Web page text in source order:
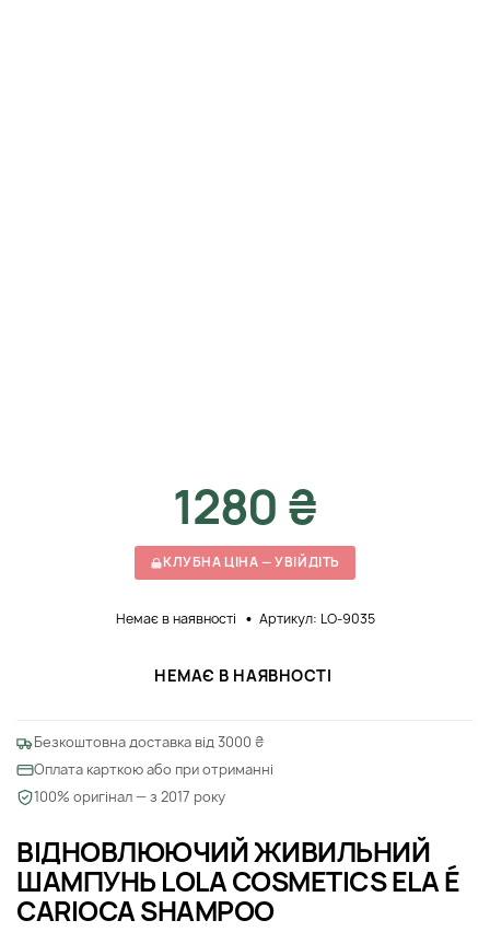
ВІДНОВЛЮЮЧИЙ ЖИВИЛЬНИЙ
ШАМПУНЬ LOLA COSMETICS ELA É
CARIOCA SHAMPOO
1280 ₴
КЛУБНА ЦІНА — УВІЙДІТЬ
Немає в наявності Артикул: LO-9035
НЕМАЄ В НАЯВНОСТІ
Безкоштовна доставка від 3000 ₴
Оплата карткою або при отриманні
100% оригінал — з 2017 року